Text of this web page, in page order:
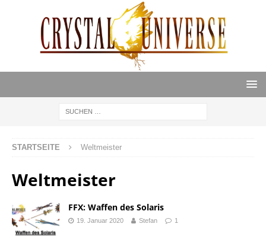
STARTSEITE Weltmeister
Weltmeister
FFX: Waffen des Solaris
19. Januar 2020 Stefan 1